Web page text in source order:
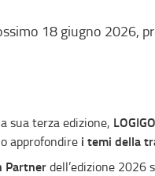
18 giugno 2026,
sua terza edizione, LOGIGO
approfondire i temi della
Partnerdell’edizione 2026